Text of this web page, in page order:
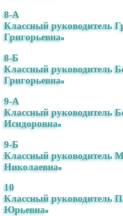
8-А
Классный руководитель
Григорьевна
8-Б
Классный руководитель
Григорьевна
9-А
Классный руководитель
Исидоровна
9-Б
Классный руководитель
Николаевна
10
Классный руководитель
Юрьевна